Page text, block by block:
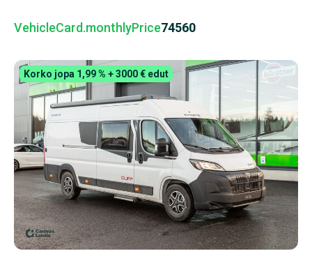
VehicleCard.monthlyPrice74560
Korko jopa 1,99 % + 3000 € edut